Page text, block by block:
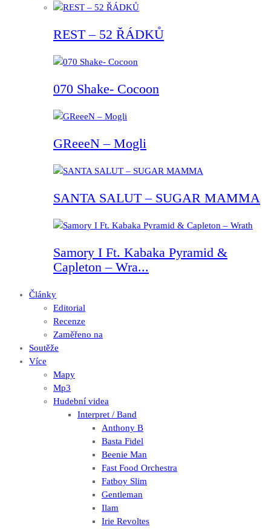
REST – 52 ŘÁDKŮ
070 Shake- Cocoon
GReeeN – Mogli
SANTA SALUT – SUGAR MAMMA
Samory I Ft. Kabaka Pyramid &
Capleton – Wra...
Články
Editorial
Recenze
Zaměřeno na
Soutěže
Více
Mapy
Mp3
Hudební videa
Interpret / Band
Anthony B
Basta Fidel
Beenie Man
Fast Food Orchestra
Fatboy Slim
Gentleman
Ilam
Irie Revoltes